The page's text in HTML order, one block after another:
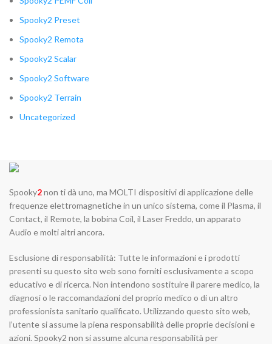
Spooky2 Preset
Spooky2 Remota
Spooky2 Scalar
Spooky2 Software
Spooky2 Terrain
Uncategorized
Spooky2non ti dà uno, ma MOLTI dispositivi di applicazione delle
frequenze elettromagnetiche in un unico sistema, come il Plasma, il
Contact, il Remote, la bobina Coil, il Laser Freddo, un apparato
Audio e molti altri ancora.
Esclusione di responsabilità: Tutte le informazioni e i prodotti
presenti su questo sito web sono forniti esclusivamente a scopo
educativo e di ricerca. Non intendono sostituire il parere medico, la
diagnosi o le raccomandazioni del proprio medico o di un altro
professionista sanitario qualificato. Utilizzando questo sito web,
l’utente si assume la piena responsabilità delle proprie decisioni e
azioni. Spooky2 non si assume alcuna responsabilità per